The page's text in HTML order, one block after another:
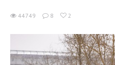
44749 8 2